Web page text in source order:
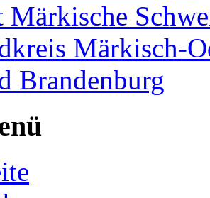
Märkische
Märkisch-
Brandenburg